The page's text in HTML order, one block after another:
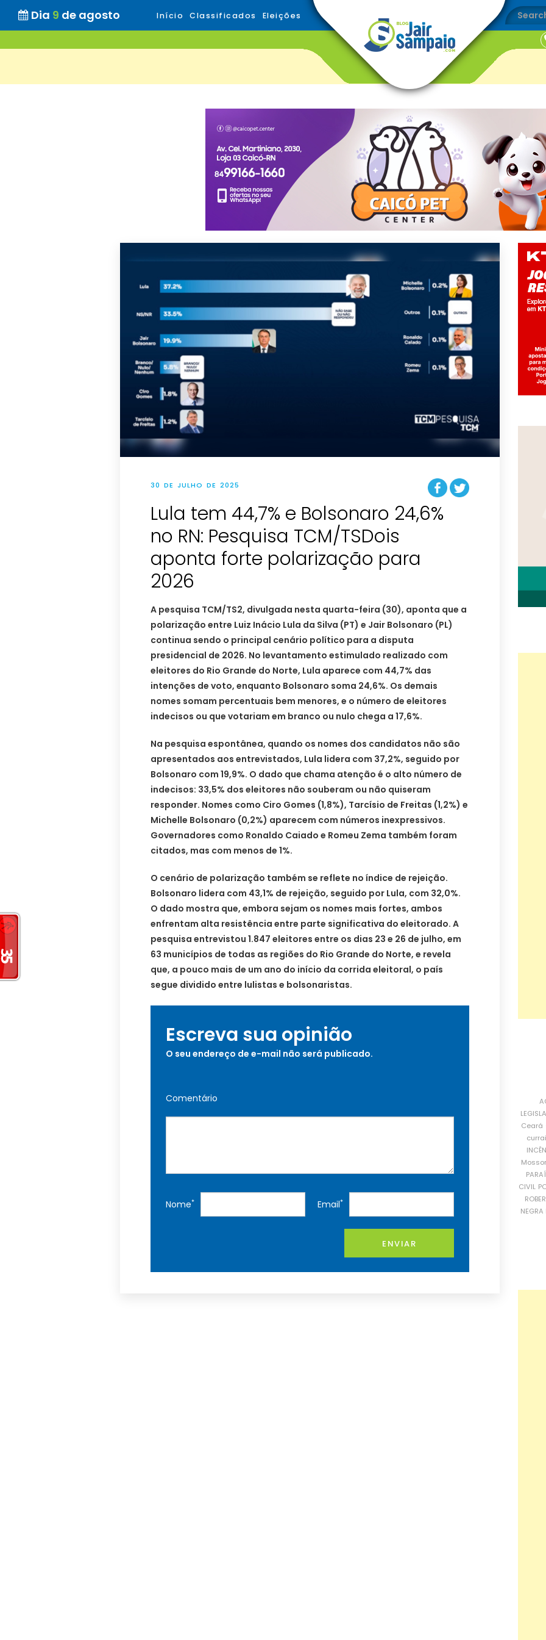
Dia 9 de agosto Início Classificados Eleições
30 DE JULHO DE 2025
Lula tem 44,7% e Bolsonaro 24,6%
no RN: Pesquisa TCM/TSDois
aponta forte polarização para
2026
A pesquisa TCM/TS2, divulgada nesta quarta-feira (30), aponta que a
polarização entre Luiz Inácio Lula da Silva (PT) e Jair Bolsonaro (PL)
continua sendo o principal cenário político para a disputa
presidencial de 2026. No levantamento estimulado realizado com
eleitores do Rio Grande do Norte, Lula aparece com 44,7% das
intenções de voto, enquanto Bolsonaro soma 24,6%. Os demais
nomes somam percentuais bem menores, e o número de eleitores
indecisos ou que votariam em branco ou nulo chega a 17,6%.
Na pesquisa espontânea, quando os nomes dos candidatos não são
apresentados aos entrevistados, Lula lidera com 37,2%, seguido por
Bolsonaro com 19,9%. O dado que chama atenção é o alto número de
indecisos: 33,5% dos eleitores não souberam ou não quiseram
responder. Nomes como Ciro Gomes (1,8%), Tarcísio de Freitas (1,2%) e
Michelle Bolsonaro (0,2%) aparecem com números inexpressivos.
Governadores como Ronaldo Caiado e Romeu Zema também foram
citados, mas com menos de 1%.
O cenário de polarização também se reflete no índice de rejeição.
Bolsonaro lidera com 43,1% de rejeição, seguido por Lula, com 32,0%.
O dado mostra que, embora sejam os nomes mais fortes, ambos
enfrentam alta resistência entre parte significativa do eleitorado. A
pesquisa entrevistou 1.847 eleitores entre os dias 23 e 26 de julho, em
63 municípios de todas as regiões do Rio Grande do Norte, e revela
que, a pouco mais de um ano do início da corrida eleitoral, o país
segue dividido entre lulistas e bolsonaristas.
Escreva sua opinião
O seu endereço de e-mail não será publicado.
Comentário
Nome* Email*
ENVIAR
Ceará
CIVIL
NEGRA